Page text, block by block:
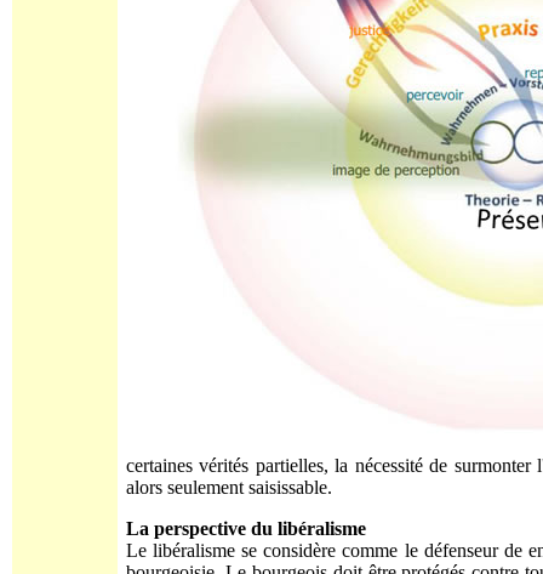
certaines vérités partielles, la nécessité de
alors seulement saisissable.
La perspective du libéralisme
Le libéralisme se considère comme le défenseur de